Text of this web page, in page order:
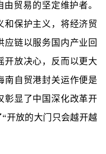
贸易的坚定维护者。
和保护主义，将经济贸
应链以服务国内产业回
开放决心，反而以更大
南自贸港封关运作便是
彰显了中国深化改革开
开放的大门只会越开越